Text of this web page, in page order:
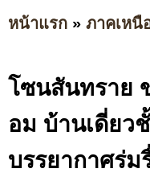
หน้าแรก » ภาคเหนื
โซนสันทราย
อม บ้านเดี่ยว
บรรยากาศร่ม